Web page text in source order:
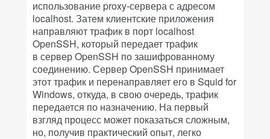
использование proxy-сервера с адресом
localhost. Затем клиентские приложения
направляют трафик в порт localhost
OpenSSH, который передает трафик
в сервер OpenSSH по зашифрованному
соединению. Сервер OpenSSH принимает
этот трафик и перенаправляет его в Squid for
Windows, откуда, в свою очередь, трафик
передается по назначению. На первый
взгляд процесс может показаться сложным,
но, получив практический опыт, легко